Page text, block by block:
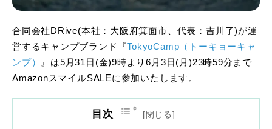
合同会社DRive(本社：大阪府箕面市、代表：吉川了)が運
営するキャンプブランド『TokyoCamp（トーキョーキャ
ンプ）
』は5月31日(金)9時より6月3日(月)23時59分まで
AmazonスマイルSALEに参加いたします。
目次